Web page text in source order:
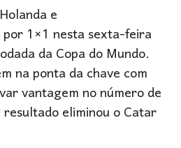
e
1×1 nesta sexta-feira
da Copa do Mundo.
na ponta da chave com
vantagem no número de
eliminou o Catar